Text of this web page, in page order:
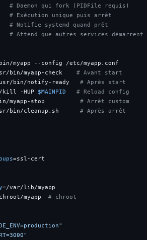
# Daemon qui fork (PIDFile requis)
# Exécution unique puis arrêt
# Notifie systemd quand prêt
# Attend que autres services démarrent
bin/myapp-check # Avant start
bin/notify-ready # Après start
kill -HUP $MAINPID
# Reload config
bin/myapp-stop # Arrêt custom
bin/cleanup.sh # Après arrêt
=ssl-cert
myapp # chroot